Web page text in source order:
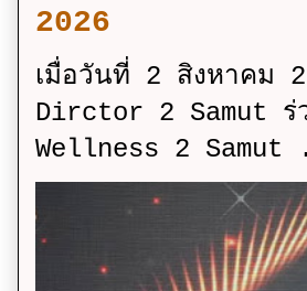
2026
เมื่อวันที่ 2 สิงหาค
Dirctor 2 Samut ร่
Wellness 2